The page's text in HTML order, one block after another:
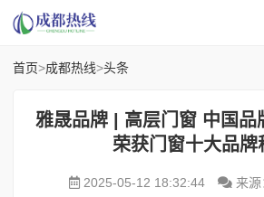
首页>成都热线>头条
雅晟品牌 | 高层门窗 中国品
荣获门窗十大品牌
2025-05-12 18:32:44
来源